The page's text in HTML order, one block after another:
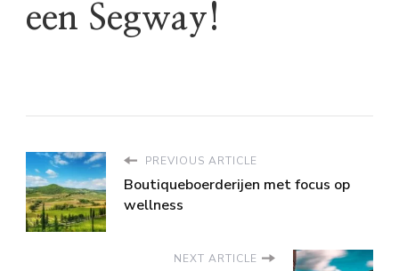
een Segway!
PREVIOUS ARTICLE
Boutiqueboerderijen met focus op
wellness
NEXT ARTICLE